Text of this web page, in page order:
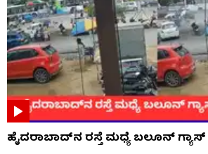
ಹೈದರಾಬಾದ್​ನ ರಸ್ತೆ ಮಧ್ಯೆ ಬಲೂನ್